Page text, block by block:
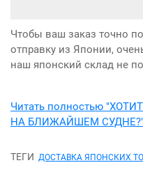
Чтобы ваш заказ точно
отправку из Японии,
наш японский склад не
Читать полностью
НА БЛИЖАЙШЕМ СУДНЕ?"
ТЕГИ ДОСТАВКА ЯПОНСКИХ